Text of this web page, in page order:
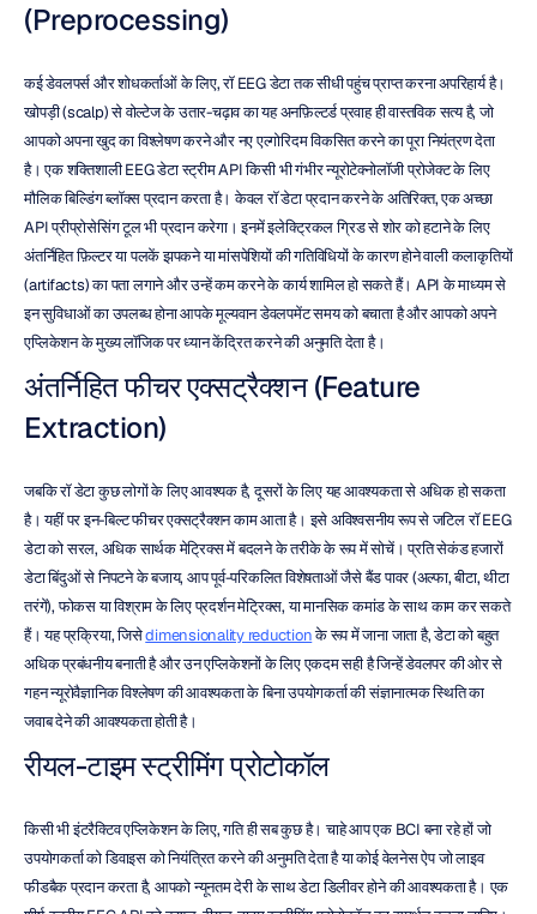
(Preprocessing)
कई डेवलपर्स और शोधकर्ताओं के लिए, रॉ EEG डेटा तक सीधी पहुंच प्राप्त करना अपरिहार्य है।
खोपड़ी (scalp) से वोल्टेज के उतार-चढ़ाव का यह अनफ़िल्टर्ड प्रवाह ही वास्तविक सत्य है, जो
आपको अपना खुद का विश्लेषण करने और नए एल्गोरिदम विकसित करने का पूरा नियंत्रण देता
है। एक शक्तिशाली EEG डेटा स्ट्रीम API किसी भी गंभीर न्यूरोटेक्नोलॉजी प्रोजेक्ट के लिए
मौलिक बिल्डिंग ब्लॉक्स प्रदान करता है। केवल रॉ डेटा प्रदान करने के अतिरिक्त, एक अच्छा
API प्रीप्रोसेसिंग टूल भी प्रदान करेगा। इनमें इलेक्ट्रिकल ग्रिड से शोर को हटाने के लिए
अंतर्निहित फ़िल्टर या पलकें झपकने या मांसपेशियों की गतिविधियों के कारण होने वाली कलाकृतियों
(artifacts) का पता लगाने और उन्हें कम करने के कार्य शामिल हो सकते हैं। API के माध्यम से
इन सुविधाओं का उपलब्ध होना आपके मूल्यवान डेवलपमेंट समय को बचाता है और आपको अपने
एप्लिकेशन के मुख्य लॉजिक पर ध्यान केंद्रित करने की अनुमति देता है।
अंतर्निहित फीचर एक्सट्रैक्शन (Feature
Extraction)
जबकि रॉ डेटा कुछ लोगों के लिए आवश्यक है, दूसरों के लिए यह आवश्यकता से अधिक हो सकता
है। यहीं पर इन-बिल्ट फीचर एक्सट्रैक्शन काम आता है। इसे अविश्वसनीय रूप से जटिल रॉ EEG
डेटा को सरल, अधिक सार्थक मेट्रिक्स में बदलने के तरीके के रूप में सोचें। प्रति सेकंड हजारों
डेटा बिंदुओं से निपटने के बजाय, आप पूर्व-परिकलित विशेषताओं जैसे बैंड पावर (अल्फा, बीटा, थीटा
तरंगें), फोकस या विश्राम के लिए प्रदर्शन मेट्रिक्स, या मानसिक कमांड के साथ काम कर सकते
हैं। यह प्रक्रिया, जिसे dimensionality reduction के रूप में जाना जाता है, डेटा को बहुत
अधिक प्रबंधनीय बनाती है और उन एप्लिकेशनों के लिए एकदम सही है जिन्हें डेवलपर की ओर से
गहन न्यूरोवैज्ञानिक विश्लेषण की आवश्यकता के बिना उपयोगकर्ता की संज्ञानात्मक स्थिति का
जवाब देने की आवश्यकता होती है।
रीयल-टाइम स्ट्रीमिंग प्रोटोकॉल
किसी भी इंटरैक्टिव एप्लिकेशन के लिए, गति ही सब कुछ है। चाहे आप एक BCI बना रहे हों जो
उपयोगकर्ता को डिवाइस को नियंत्रित करने की अनुमति देता है या कोई वेलनेस ऐप जो लाइव
फीडबैक प्रदान करता है, आपको न्यूनतम देरी के साथ डेटा डिलीवर होने की आवश्यकता है। एक